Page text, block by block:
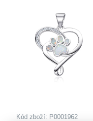
Kód zboží: P0001962